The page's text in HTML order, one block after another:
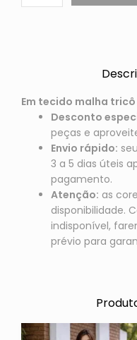
Em tecido malha tricô
Desconto
peças e
Envio rápido:
3 a 5 dias úteis
pagamento.
Atenção: as
disponibilidade.
indisponível,
prévio para